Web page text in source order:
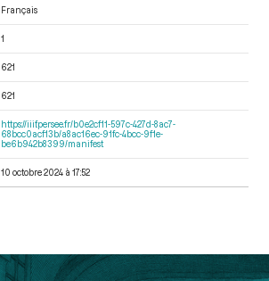
Français
1
621
621
https://iiif.persee.fr/b0e2cf11-597c-427d-8ac7-
68bcc0acf13b/a8ac16ec-91fc-4bcc-9f1e-
be6b942b8399/manifest
10 octobre 2024 à 17:52